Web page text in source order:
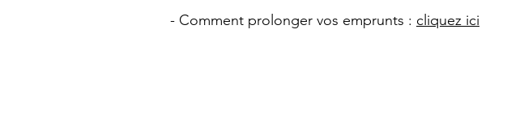
- Comment prolonger vos emprunts : cliquez ici